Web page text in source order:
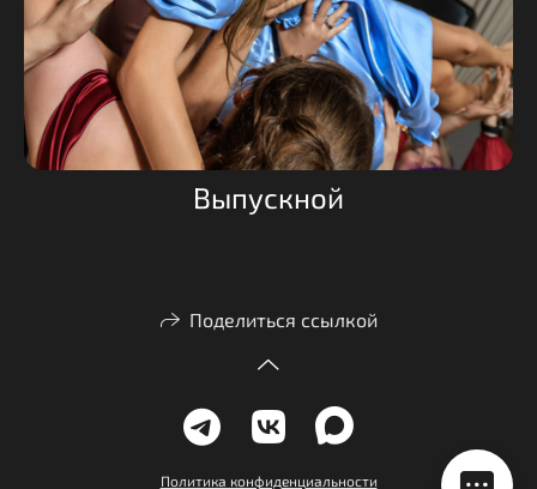
Выпускной
Поделиться ссылкой
Политика конфиденциальности